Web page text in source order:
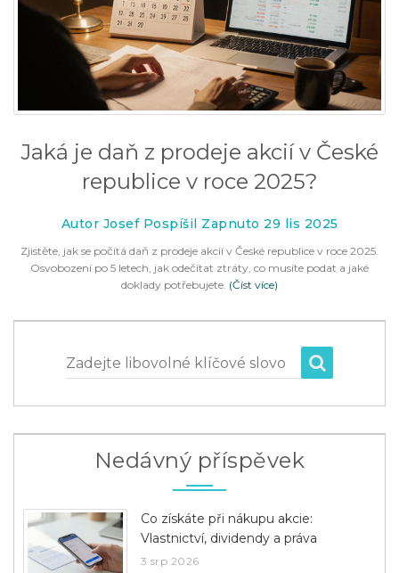
Jaká je daň z prodeje akcií v České
republice v roce 2025?
Autor Josef Pospíšil Zapnuto 29 lis 2025
Zjistěte, jak se počítá daň z prodeje akcií v České republice v roce 2025.
Osvobození po 5 letech, jak odečítat ztráty, co musíte podat a jaké
doklady potřebujete. (Číst více)
Zadejte libovolné klíčové slovo
Nedávný příspěvek
Co získáte při nákupu akcie:
Vlastnictví, dividendy a práva
3 srp 2026